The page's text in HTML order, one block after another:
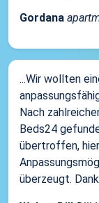
Gordana
...Wir wollten
Nach
Beds24
übertroffen,
überzeugt.